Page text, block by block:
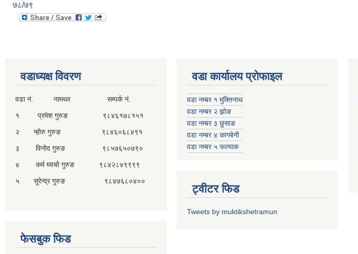
७८/७९
वडाध्यक्ष विवरण
वडा नं. नामथर सम्पर्क नं.
१ प्रमेश गुरुङ ९८४६१७८१५१
२ न्होरु गुरुङ ९८४६०६८४९१
३ विनोद गुरुङ ९८५७६५०७९०
४ कर्म घ्यचो गुरुङ ९८४२८४९९९९
५ सुरेन्द्र गुरुङ ९८४७६८०४००
फेसबुक फिड
वडा कार्यालय प्रोफाइल
वडा नम्बर १ मुक्तिनाथ
वडा नम्बर २ झोङ
वडा नम्बर ३ छुसाङ
वडा नम्बर ४ कागबेनी
वडा नम्बर ५ फल्याक
ट्वीटर फिड
Tweets by muktikshetramun